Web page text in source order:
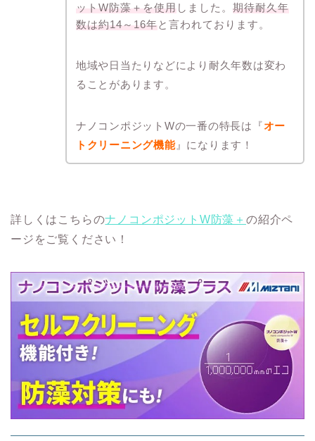
ットW防藻＋を使用 しました。 期待耐久年
数は約14～16年と言われております。
地域や日当たりなどにより耐久年数は変わ
ることがあります。
ナノコンポジットWの一番の特長は『オー
トクリーニング機能』になります！
詳しくはこちらのナノコンポジットW防藻＋の紹介ペ
ージをご覧ください！